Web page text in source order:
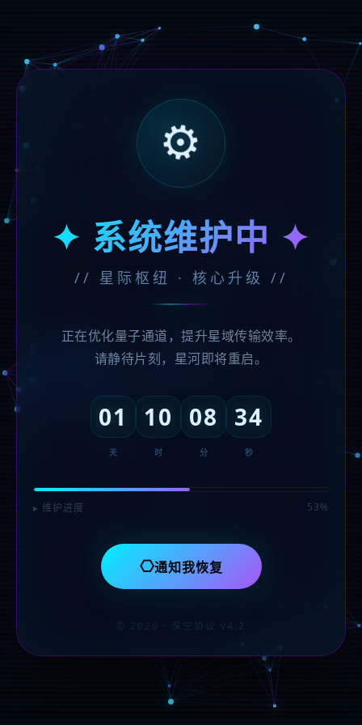
⚙️
✦ 系统维护中 ✦
// 星际枢纽 · 核心升级 //
正在优化量子通道，提升星域传输效率。
请静待片刻，星河即将重启。
01
天
10
时
08
分
34
秒
▸ 维护进度 53%
⎔通知我恢复
© 2026 · 深空协议 v4.2